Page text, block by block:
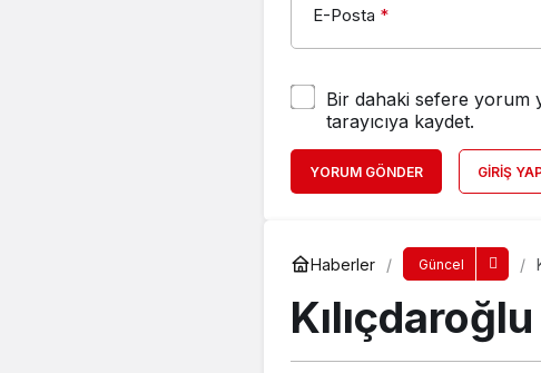
E-Posta *
Bir dahaki sefere yorum
tarayıcıya kaydet.
YORUM GÖNDER GIRIŞ
Haberler Güncel